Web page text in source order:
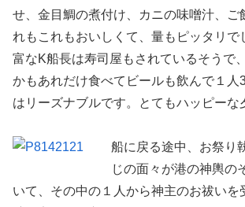
せ、金目鯛の煮付け、カニの味噌汁、ご
れもこれもおいしくて、量もピッタリで
富なK船長は寿司屋もされているそうで
かもあれだけ食べてビールも飲んで１人
はリーズナブルです。とてもハッピーな
船に戻る途中、お祭り
じの面々が港の神輿の
いて、その中の１人から神主のお祓いを